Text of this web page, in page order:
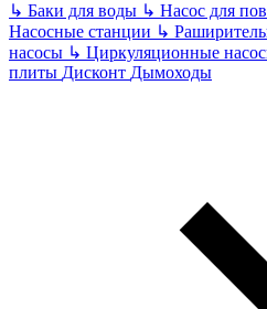
↳ Баки для воды ↳ Насос для
Насосные станции ↳
насосы ↳ Циркуляционные
плиты Дисконт Дымоходы